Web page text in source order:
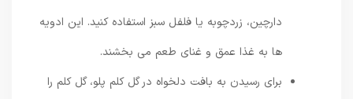
دارچین، زردچوبه یا فلفل سبز استفاده کنید. این ادویه
ها به غذا عمق و غنای طعم می بخشند.
برای رسیدن به بافت دلخواه در گل کلم پلو، گل کلم را